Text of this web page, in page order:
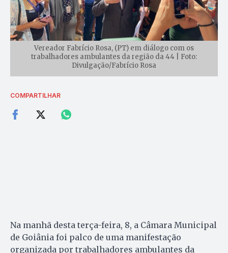
Vereador Fabrício Rosa, (PT) em diálogo com os
trabalhadores ambulantes da região da 44 | Foto:
Divulgação/Fabrício Rosa
COMPARTILHAR
Na manhã desta terça-feira, 8, a Câmara Municipal
de Goiânia foi palco de uma manifestação
organizada por trabalhadores ambulantes da